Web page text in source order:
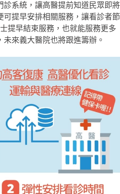
診系統，讓高醫提前知道民眾即將
提早安排相關服務，讓看診者節
提早結束服務，也就能服務更多
來義大醫院也將跟進籌辦。